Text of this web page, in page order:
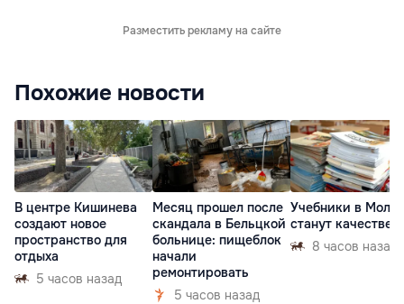
Разместить рекламу на сайте
Похожие новости
В центре Кишинева
создают новое
пространство для
отдыха
5 часов назад
Месяц прошел после
скандала в Бельцкой
больнице: пищеблок
начали
ремонтировать
5 часов назад
Учебники в
станут
8 часов назад